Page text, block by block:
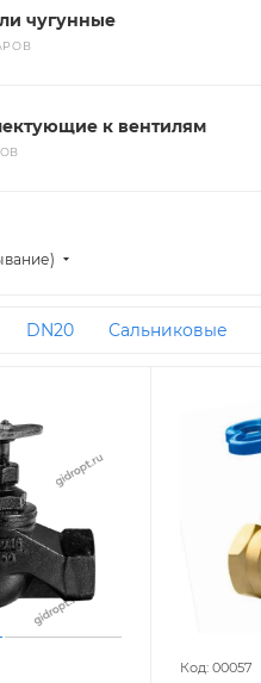
чугунные
к вентилям
DN20 Сальниковые
Код: 00057